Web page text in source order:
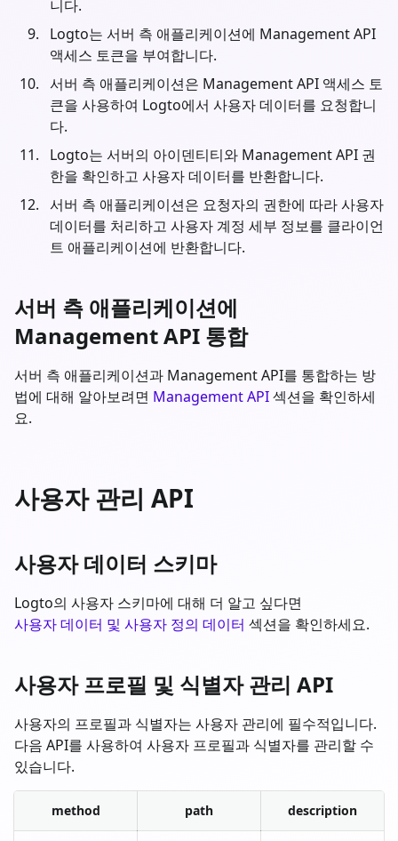
니다.
Logto는 서버 측 애플리케이션에 Management API
액세스 토큰을 부여합니다.
서버 측 애플리케이션은 Management API 액세스 토
큰을 사용하여 Logto에서 사용자 데이터를 요청합니
다.
Logto는 서버의 아이덴티티와 Management API 권
한을 확인하고 사용자 데이터를 반환합니다.
서버 측 애플리케이션은 요청자의 권한에 따라 사용자
데이터를 처리하고 사용자 계정 세부 정보를 클라이언
트 애플리케이션에 반환합니다.
서버 측 애플리케이션에
Management API 통합
서버 측 애플리케이션과 Management API를 통합하는 방
법에 대해 알아보려면 Management API섹션을 확인하세
요.
사용자 관리 API
사용자 데이터 스키마
Logto의 사용자 스키마에 대해 더 알고 싶다면
사용자 데이터 및 사용자 정의 데이터 섹션을 확인하세요.
사용자 프로필 및 식별자 관리 API
사용자의 프로필과 식별자는 사용자 관리에 필수적입니다.
다음 API를 사용하여 사용자 프로필과 식별자를 관리할 수
있습니다.
method path description